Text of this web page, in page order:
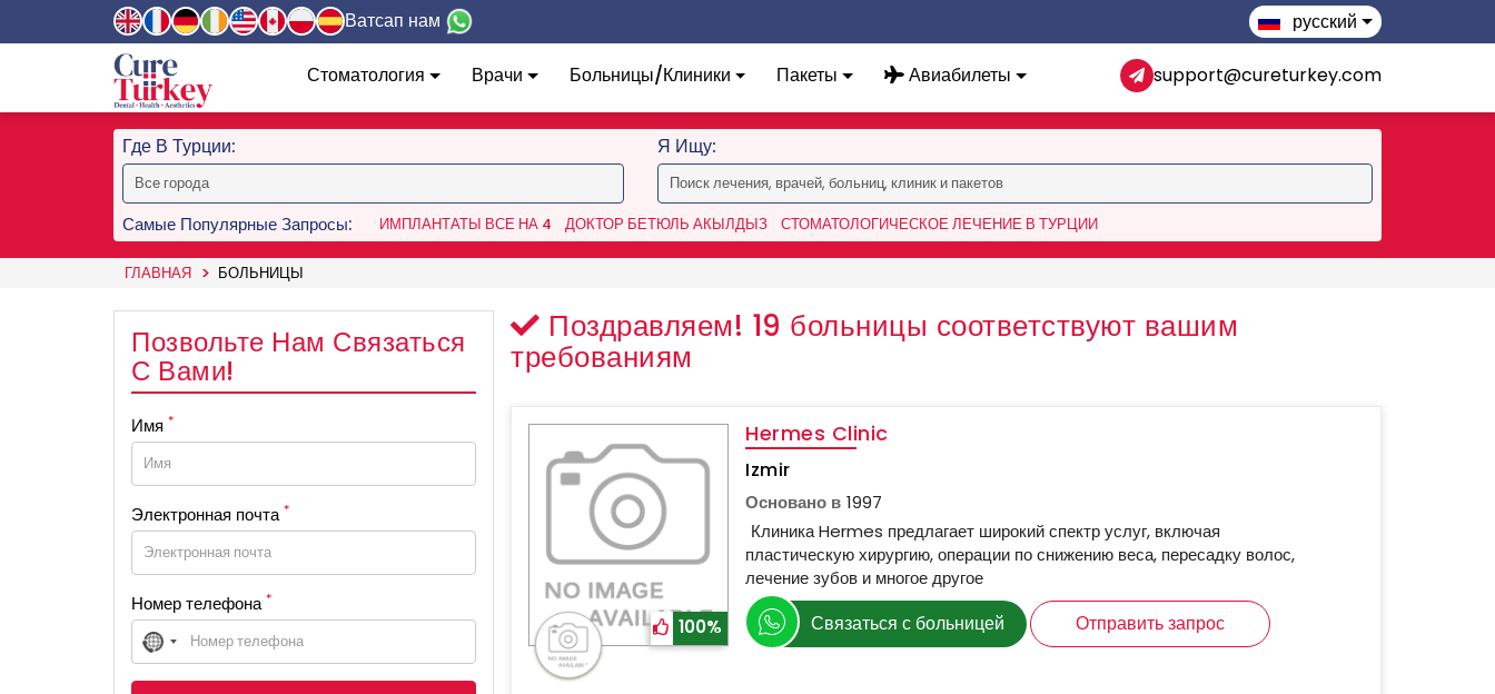
Ватсап нам русский
Стоматология Врачи Больницы/Клиники Пакеты Авиабилеты support@cureturkey.com
Где В Турции: Я Ищу:
Самые Популярные Запросы: ИМПЛАНТАТЫ ВСЕ НА 4 ДОКТОР БЕТЮЛЬ АКЫЛДЫЗ СТОМАТОЛОГИЧЕСКОЕ ЛЕЧЕНИЕ В ТУРЦИИ
ГЛАВНАЯ БОЛЬНИЦЫ
Поздравляем! 19 больницы соответствуют вашим
требованиям
100%
Hermes Clinic
Izmir
Основано в 1997
Клиника Hermes предлагает широкий спектр услуг, включая
пластическую хирургию, операции по снижению веса, пересадку волос,
лечение зубов и многое другое
Связаться с больницей Отправить запрос
Позвольте Нам Связаться
С Вами!
Имя *
Электронная почта*
Номер телефона*
No
country
selected